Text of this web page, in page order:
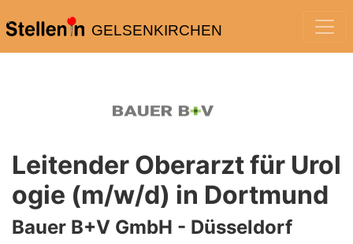
GELSENKIRCHEN
Leitender Oberarzt für Urol
ogie (m/w/d) in Dortmund
Bauer B+V GmbH - Düsseldorf